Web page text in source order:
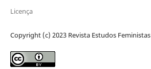
Licença
Copyright (c) 2023 Revista Estudos Feministas